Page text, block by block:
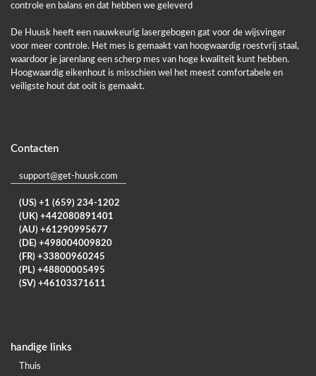
controle en balans en dat hebben we geleverd
De Huusk heeft een nauwkeurig lasergebogen gat voor de wijsvinger
voor meer controle. Het mes is gemaakt van hoogwaardig roestvrij staal,
waardoor je jarenlang een scherp mes van hoge kwaliteit kunt hebben.
Hoogwaardig eikenhout is misschien wel het meest comfortabele en
veiligste hout dat ooit is gemaakt.
Contacten
support@get-huusk.com
(US) +1 (659) 234-1202
(UK) +442080891401
(AU) +61290995677
(DE) +498004009820
(FR) +33800960245
(PL) +48800005495
(SV) +46103371611
handige links
Thuis